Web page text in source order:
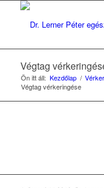
Végtag
Ön itt áll: Kezdőlap /
Végtag vérkeringése